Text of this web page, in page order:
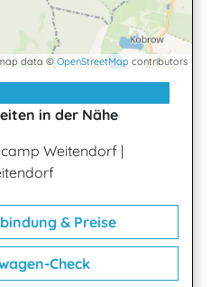
data © OpenStreetMap contributors
in der Nähe
Weitendorf |
& Preise
Check